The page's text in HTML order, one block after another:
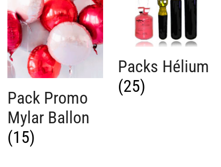
Pack Promo
Mylar Ballon
(15)
Packs Hélium
(25)